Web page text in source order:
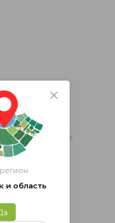
и область
"Марафон
26 неделя 2025 года